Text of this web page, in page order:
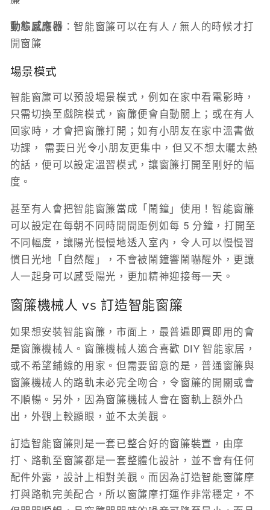
動態感應器 ：智能窗簾可以在有人 / 無人的時候才打
開窗簾
場景模式
智能窗簾可以預設場景模式，例如在家中看電影時，
只需切換至戲院模式，窗簾便會自動關上；或在有人
回家時，才會把窗簾打開；如有小朋友在家中溫書做
功課， 需要日光令小朋友更集中，但又不想太曬太熱
的話，便可以設定溫習模式，讓窗簾打開至剛好的幅
度。
甚至有人會把智能窗簾當成「鬧鐘」使用！智能窗簾
可以設定在每朝不同時間間距例如每 5 分鐘，打開至
不同幅度，讓陽光慢慢地透入室內，令人可以慢慢習
慣日光地「自然醒」，不會被鬧鐘響鬧嚇醒外，更讓
人一起身可以感受陽光，更加精神迎接每一天。
窗簾機械人 vs 訂造智能窗簾
如果想安裝智能窗簾，市面上，最普遍即買即用的會
是窗簾機械人。窗簾機械人適合喜歡 DIY 智能家居，
或不希望鋪線的用家。但需要留意的是，普通窗簾與
窗簾機械人的路軌未必完全吻合，令窗簾的開關或會
不順暢。另外，因為窗簾機械人會在窗軌上額外凸
出，外觀上較顯眼，並不太美觀。
訂造智能窗簾則是一套已整合好的窗簾裝置，由摩
打、路軌至窗簾都是一套整體化設計，並不會有任何
配件外露，設計上相對美觀。而因為訂造智能窗簾摩
打與路軌完美配合，所以窗簾摩打運作非常穩定，不